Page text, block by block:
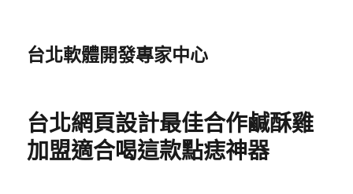
台北軟體開發專家中心
台北網頁設計最佳合作鹹酥雞
加盟適合喝這款點痣神器